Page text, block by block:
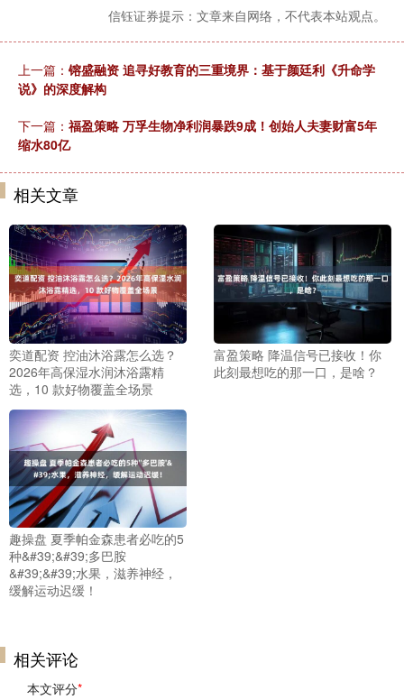
信钰证券提示：文章来自网络，不代表本站观点。
上一篇： 镕盛融资 追寻好教育的三重境界：基于颜廷利《升命学
说》的深度解构
下一篇： 福盈策略 万孚生物净利润暴跌9成！创始人夫妻财富5年
缩水80亿
相关文章
奕道配资 控油沐浴露怎么选？
2026年高保湿水润沐浴露精
选，10 款好物覆盖全场景
富盈策略 降温信号已接收！你
此刻最想吃的那一口，是啥？
趣操盘 夏季帕金森患者必吃的5
种&#39;&#39;多巴胺
&#39;&#39;水果，滋养神经，
缓解运动迟缓！
相关评论
本文评分*